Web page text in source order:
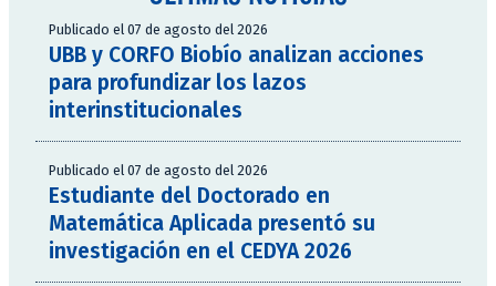
Publicado el 07 de agosto del 2026
UBB y CORFO Biobío analizan acciones
para profundizar los lazos
interinstitucionales
Publicado el 07 de agosto del 2026
Estudiante del Doctorado en
Matemática Aplicada presentó su
investigación en el CEDYA 2026